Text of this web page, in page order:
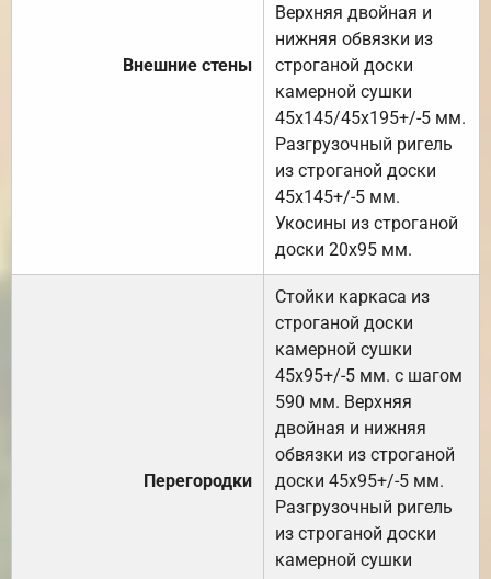
Внешние стены
Верхняя двойная и
нижняя обвязки из
строганой доски
камерной сушки
45х145/45х195+/-5 мм.
Разгрузочный ригель
из строганой доски
45х145+/-5 мм.
Укосины из строганой
доски 20х95 мм.
Перегородки
Стойки каркаса из
строганой доски
камерной сушки
45х95+/-5 мм. с шагом
590 мм. Верхняя
двойная и нижняя
обвязки из строганой
доски 45х95+/-5 мм.
Разгрузочный ригель
из строганой доски
камерной сушки